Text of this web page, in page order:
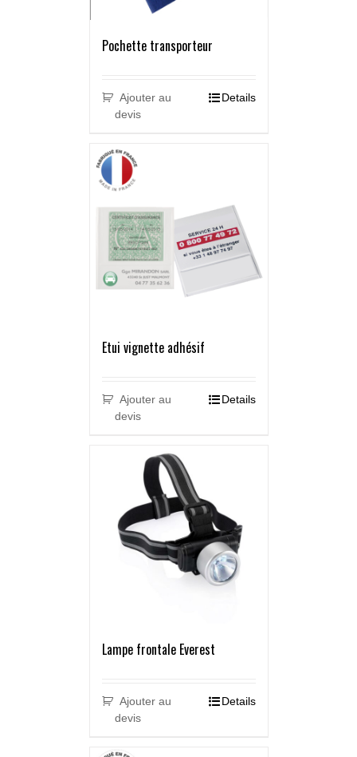
Pochette transporteur
Ajouter au
devis
Details
Etui vignette adhésif
Ajouter au
devis
Details
Lampe frontale Everest
Ajouter au
devis
Details